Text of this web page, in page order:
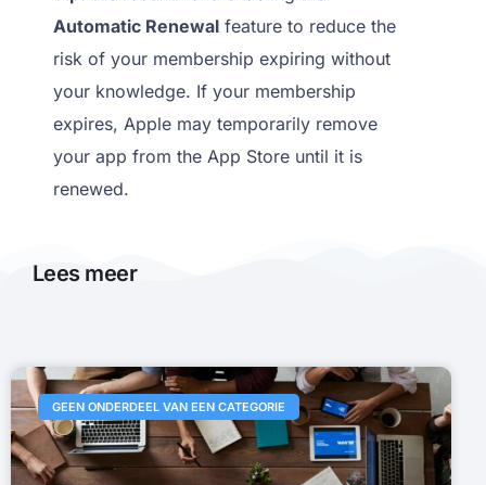
Automatic Renewalfeature to reduce the
risk of your membership expiring without
your knowledge. If your membership
expires, Apple may temporarily remove
your app from the App Store until it is
renewed.
Lees meer
GEEN ONDERDEEL VAN EEN CATEGORIE